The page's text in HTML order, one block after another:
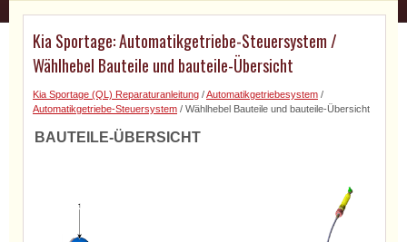
Kia Sportage: Automatikgetriebe-Steuersystem /
Wählhebel Bauteile und bauteile-Übersicht
Kia Sportage (QL) Reparaturanleitung /Automatikgetriebesystem /
Automatikgetriebe-Steuersystem / Wählhebel Bauteile und bauteile-Übersicht
BAUTEILE-ÜBERSICHT